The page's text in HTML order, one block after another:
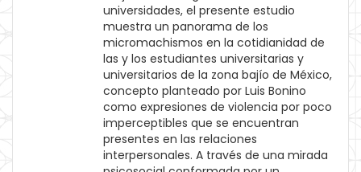
universidades, el presente estudio
muestra un panorama de los
micromachismos en la cotidianidad de
las y los estudiantes universitarias y
universitarios de la zona bajío de México,
concepto planteado por Luis Bonino
como expresiones de violencia por poco
imperceptibles que se encuentran
presentes en las relaciones
interpersonales. A través de una mirada